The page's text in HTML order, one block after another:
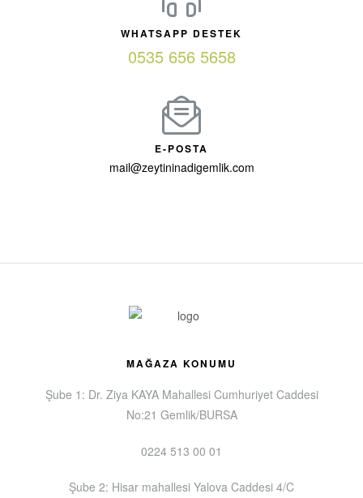
WHATSAPP DESTEK
0535 656 5658
E-POSTA
mail@zeytininadigemlik.com
MAĞAZA KONUMU
Şube 1: Dr. Ziya KAYA Mahallesi Cumhuriyet Caddesi
No:21 Gemlik/BURSA
0224 513 00 01
Şube 2: Hisar mahallesi Yalova Caddesi 4/C